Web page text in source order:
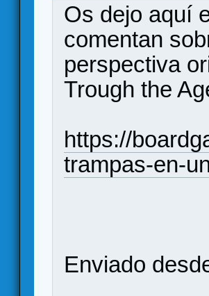
Os dejo aquí
comentan
perspectiva
Trough the
https://
trampas-en-
Enviado